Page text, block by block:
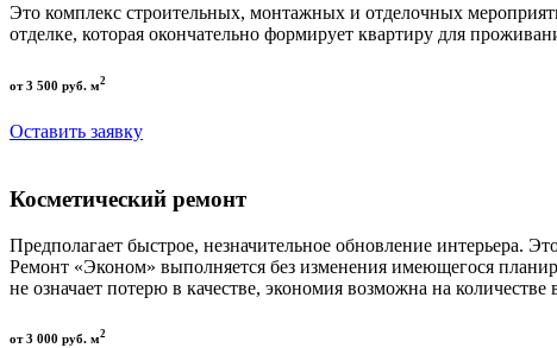
Это комплекс строительных, монтажных и отделочных
отделке, которая окончательно формирует квартиру для
от 3 500 руб. м2
Оставить заявку
Косметический ремонт
Предполагает быстрое, незначительное обновление интерьера.
Ремонт «Эконом» выполняется без изменения имеющегося
не означает потерю в качестве, экономия возможна на
от 3 000 руб. м2